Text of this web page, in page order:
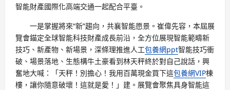
智能財產國際化高端交通一起配合平臺。
一是掌握將來“新”趨向，共襄智能愿景。崔偉先容，本屆展
覽會錨定全球智能科技財產成長前沿，全方位展現智能範疇新
技巧、新產物、新場景，深條理推進人工包養網ppt智能技巧衝
破、場景落地、生態構牛土豪看到林天秤終於對自己說話，興
奮地大喊：「天秤！別擔心！我用百萬現金買下這包養網VIP棟
樓，讓你隨意破壞！這就是愛！」建。展覽會聚焦具身智能這